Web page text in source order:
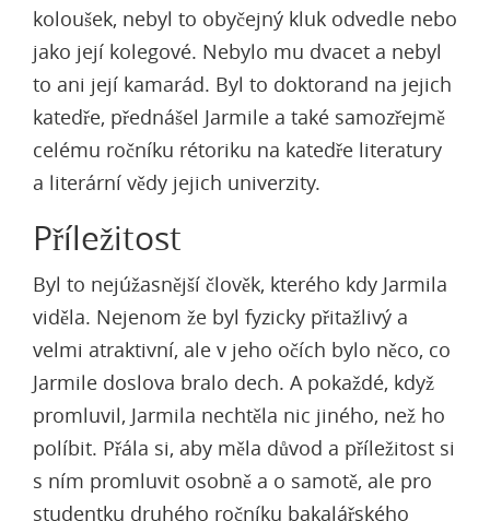
koloušek, nebyl to obyčejný kluk odvedle nebo
jako její kolegové. Nebylo mu dvacet a nebyl
to ani její kamarád. Byl to doktorand na jejich
katedře, přednášel Jarmile a také samozřejmě
celému ročníku rétoriku na katedře literatury
a literární vědy jejich univerzity.
Příležitost
Byl to nejúžasnější člověk, kterého kdy Jarmila
viděla. Nejenom že byl fyzicky přitažlivý a
velmi atraktivní, ale v jeho očích bylo něco, co
Jarmile doslova bralo dech. A pokaždé, když
promluvil, Jarmila nechtěla nic jiného, než ho
políbit. Přála si, aby měla důvod a příležitost si
s ním promluvit osobně a o samotě, ale pro
studentku druhého ročníku bakalářského